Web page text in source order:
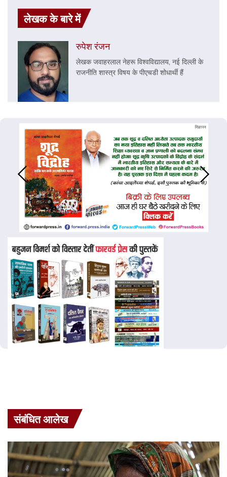
लेखक के बारे में
रुपेश रंजन
लेखक जवाहरलाल नेहरू विश्वविद्यालय, नई दिल्ली के
राजनीति शास्त्र विषय के पीएचडी शोधार्थी हैं
संबंधित आलेख